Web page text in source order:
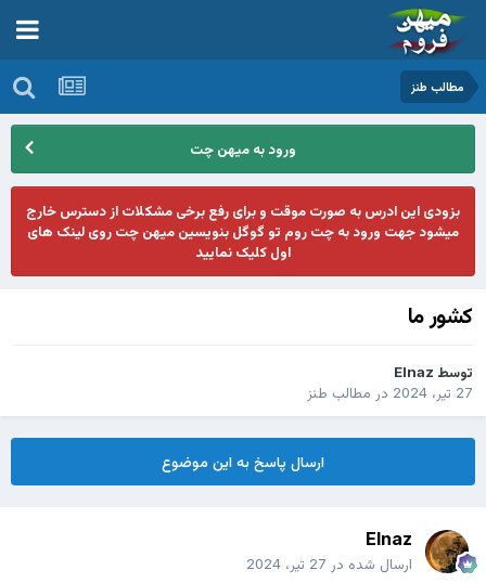
مطالب طنز
ورود به میهن چت
بزودی این ادرس به صورت موقت و برای رفع برخی مشکلات از دسترس خارج
میشود جهت ورود به چت روم تو گوگل بنویسین میهن چت روی لینک های
اول کلیک نمایید
کشور ما
توسط Elnaz
27 تیر، 2024
در مطالب طنز
ارسال پاسخ به این موضوع
Elnaz
ارسال شده در 27 تیر، 2024